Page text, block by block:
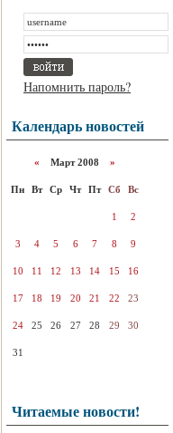
Напомнить пароль?
Календарь новостей
« Март 2008 »
Пн Вт Ср Чт Пт Сб Вс
1 2
3 4 5 6 7 8 9
10 11 12 13 14 15 16
17 18 19 20 21 22 23
24 25 26 27 28 29 30
31
Читаемые новости!